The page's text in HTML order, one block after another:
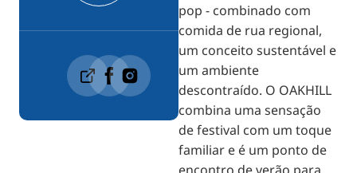
pop - combinado com
comida de rua regional,
um conceito sustentável e
um ambiente
descontraído. O OAKHILL
combina uma sensação
de festival com um toque
familiar e é um ponto de
encontro de verão para